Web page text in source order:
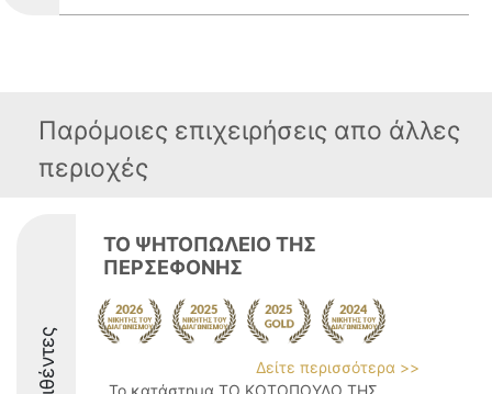
Παρόμοιες επιχειρήσεις απο άλλες
περιοχές
ΤΟ ΨΗΤΟΠΩΛΕΙΟ ΤΗΣ
ΠΕΡΣΕΦΟΝΗΣ
Δείτε περισσότερα >>
Το κατάστημα ΤΟ ΚΟΤΟΠΟΥΛΟ ΤΗΣ